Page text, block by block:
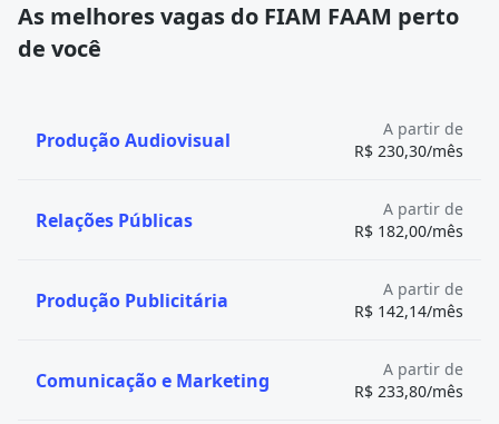
As melhores vagas do FIAM FAAM perto
de você
Produção Audiovisual
A partir de
R$ 230,30/mês
Relações Públicas
A partir de
R$ 182,00/mês
Produção Publicitária
A partir de
R$ 142,14/mês
Comunicação e Marketing
A partir de
R$ 233,80/mês